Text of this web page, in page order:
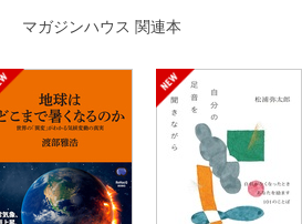
マガジンハウス 関連本